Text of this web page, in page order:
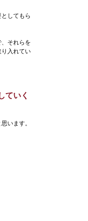
してもら
それらを
入れてい
ていく
います。